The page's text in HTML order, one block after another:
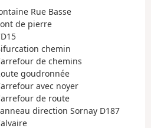
Rue Basse
de pierre
chemin
de chemins
goudronnée
avec noyer
de route
direction Sornay D187